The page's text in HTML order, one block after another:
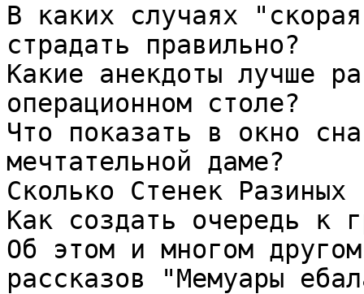
В каких случаях
страдать правильно?
Какие анекдоты лучше
операционном столе?
Что показать в окно
мечтательной даме?
Сколько Стенек
Как создать очередь к
Об этом и многом
рассказов "Мемуары